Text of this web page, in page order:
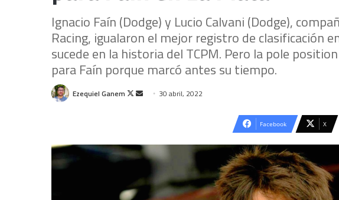
Ignacio Faín (Dodge) y Lucio Calvani (Dodge),
Racing, igualaron el mejor registro de clasificación
sucede en la historia del TCPM. Pero la pole
para Faín porque marcó antes su tiempo.
Ezequiel Ganem
Follow
Send 30 abril, 2022
Facebook X